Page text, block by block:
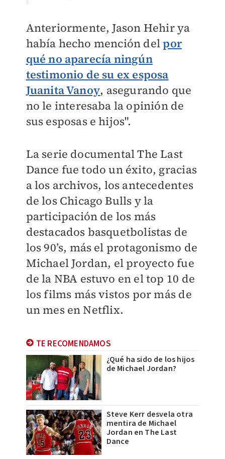
Anteriormente, Jason Hehir ya
había hecho mención delpor
qué no aparecía ningún
testimonio de su ex esposa
Juanita Vanoy, asegurando que
no le interesaba la opinión de
sus esposas e hijos".
La serie documental The Last
Dance fue todo un éxito, gracias
a los archivos, los antecedentes
de los Chicago Bulls y la
participación de los más
destacados basquetbolistas de
los 90’s, más el protagonismo de
Michael Jordan, el proyecto fue
de la NBA estuvo en el top 10 de
los films más vistos por más de
un mes en Netflix.
TE RECOMENDAMOS
¿Qué ha sido de los hijos
de Michael Jordan?
Steve Kerr desvela otra
mentira de Michael
Jordan en The Last
Dance